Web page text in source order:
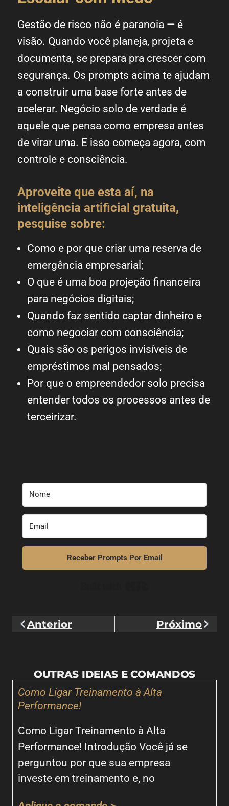
Gestão de risco não é paranoia — é
visão. Quando você planeja, projeta e
documenta, se prepara pra crescer com
segurança. Os prompts acima te ajudam
a construir uma base forte antes de
acelerar. Negócio solo de verdade é
aquele que pensa como empresa antes
de virar uma. E isso começa agora, com
controle e consciência.
Aproveite que esta aí, na
inteligência artificial gratuita,
pesquise sobre:
Como e por que criar uma reserva de
emergência empresarial;
O que é uma boa projeção financeira
para negócios digitais;
Quando faz sentido captar dinheiro e
como negociar com consciência;
Quais são os perigos invisíveis de
empréstimos mal pensados;
Por que o empreendedor solo precisa
entender todos os processos antes de
terceirizar.
Receber Prompts Por Email
Anterior Próximo
OUTRAS IDEIAS E COMANDOS
Como Ligar Treinamento à Alta
Performance!
Como Ligar Treinamento à Alta
Performance! Introdução Você já se
perguntou por que sua empresa
investe em treinamento e, no